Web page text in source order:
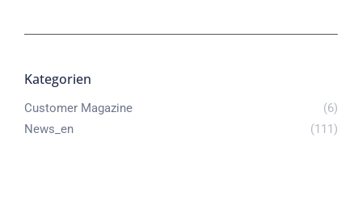
Kategorien
Customer Magazine
(6)
News_en
(111)